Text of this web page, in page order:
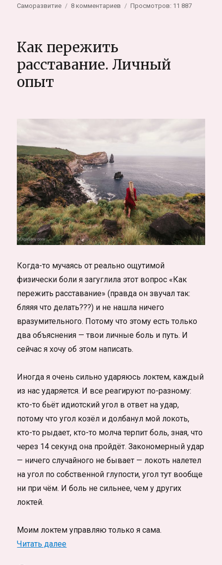
Саморазвитие 8 комментариев
вылечить
без
головной
Просмотров: 11 887
Как пережить
расставание. Личный
опыт
Когда-то мучаясь от реально ощутимой
физически боли я загуглила этот вопрос «Как
пережить расставание» (правда он звучал так:
бляяя что делать???) и не нашла ничего
вразумительного. Потому что этому есть только
два объяснения — твои личные боль и путь. И
сейчас я хочу об этом написать.
Иногда я очень сильно ударяюсь локтем, каждый
из нас ударяется. И все реагируют по-разному:
кто-то бьёт идиотский угол в ответ на удар,
потому что угол козёл и долбанул мой локоть,
кто-то рыдает, кто-то молча терпит боль, зная, что
через 14 секунд она пройдёт. Закономерный удар
— ничего случайного не бывает — локоть налетел
на угол по собственной глупости, угол тут вообще
ни при чём. И боль не сильнее, чем у других
локтей.
Моим локтем управляю только я сама.
Читать далее«Как пережить расставание. Личный